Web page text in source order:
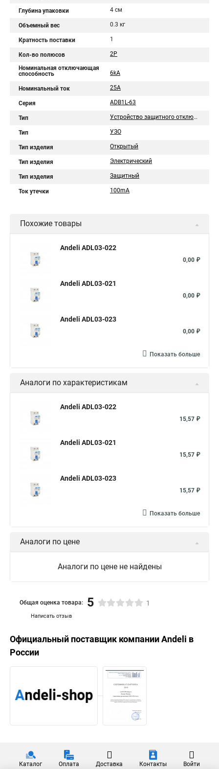
Глубина упаковки 4 см
Объемный вес 0.3 кг
Кратность поставки 1
Кол-во полюсов 2P
Номинальная отключающая
способность
6kA
Номинальный ток 25A
Серия ADB1L-63
Тип Устройство защитного отключения
Тип УЗО
Тип изделия Открытый
Тип изделия Электрический
Тип изделия Защитный
Ток утечки 100mA
Похожие товары
Andeli ADL03-022
0,00 ₽
Andeli ADL03-021
0,00 ₽
Andeli ADL03-023
0,00 ₽
Показать больше
Аналоги по характеристикам
Andeli ADL03-022
15,57 ₽
Andeli ADL03-021
15,57 ₽
Andeli ADL03-023
15,57 ₽
Показать больше
Аналоги по цене
Аналоги по цене не найдены
Написать отзыв
Общая оценка товара: 5 1
Официальный поставщик компанииAndeli в
России
Каталог Оплата Доставка Контакты Войти